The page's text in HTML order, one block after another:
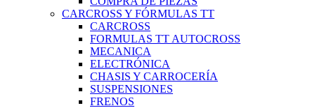
CARCROSS Y FÓRMULAS TT
CARCROSS
FORMULAS TT AUTOCROSS
MECANICA
ELECTRÓNICA
CHASIS Y CARROCERÍA
SUSPENSIONES
FRENOS